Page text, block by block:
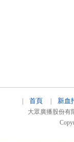
首頁 新血
大眾廣播股份有